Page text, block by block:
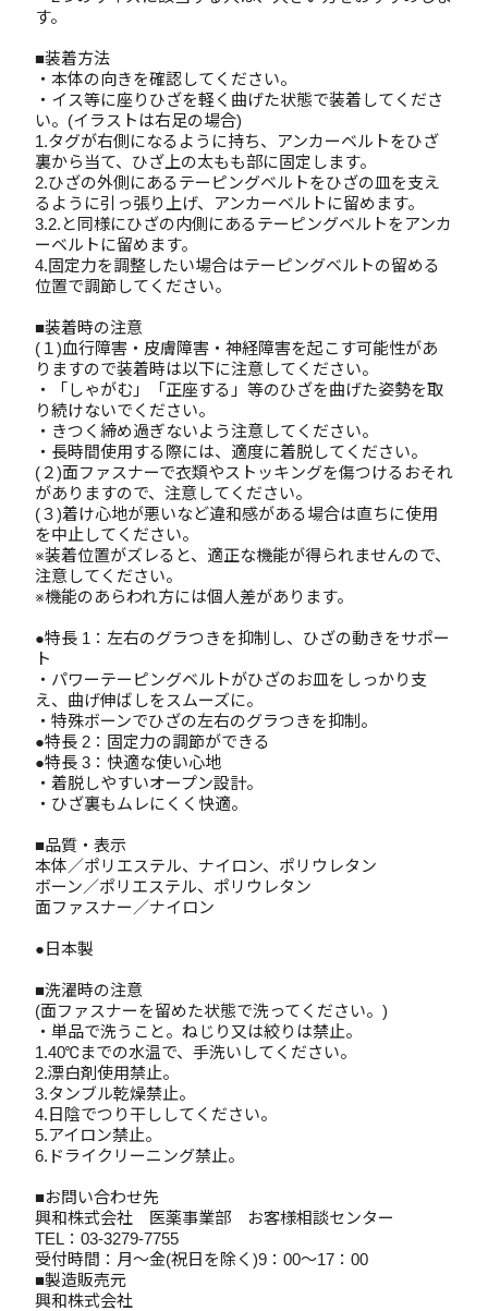
す。
■装着方法
・本体の向きを確認してください。
・イス等に座りひざを軽く曲げた状態で装着してくださ
い。(イラストは右足の場合)
1.タグが右側になるように持ち、アンカーベルトをひざ
裏から当て、ひざ上の太もも部に固定します。
2.ひざの外側にあるテーピングベルトをひざの皿を支え
るように引っ張り上げ、アンカーベルトに留めます。
3.2.と同様にひざの内側にあるテーピングベルトをアンカ
ーベルトに留めます。
4.固定力を調整したい場合はテーピングベルトの留める
位置で調節してください。
■装着時の注意
(１)血行障害・皮膚障害・神経障害を起こす可能性があ
りますので装着時は以下に注意してください。
・「しゃがむ」「正座する」等のひざを曲げた姿勢を取
り続けないでください。
・きつく締め過ぎないよう注意してください。
・長時間使用する際には、適度に着脱してください。
(２)面ファスナーで衣類やストッキングを傷つけるおそれ
がありますので、注意してください。
(３)着け心地が悪いなど違和感がある場合は直ちに使用
を中止してください。
※装着位置がズレると、適正な機能が得られませんので、
注意してください。
※機能のあらわれ方には個人差があります。
●特長 1：左右のグラつきを抑制し、ひざの動きをサポー
ト
・パワーテーピングベルトがひざのお皿をしっかり支
え、曲げ伸ばしをスムーズに。
・特殊ボーンでひざの左右のグラつきを抑制。
●特長 2：固定力の調節ができる
●特長 3：快適な使い心地
・着脱しやすいオープン設計。
・ひざ裏もムレにくく快適。
■品質・表示
本体／ポリエステル、ナイロン、ポリウレタン
ボーン／ポリエステル、ポリウレタン
面ファスナー／ナイロン
●日本製
■洗濯時の注意
(面ファスナーを留めた状態で洗ってください。)
・単品で洗うこと。ねじり又は絞りは禁止。
1.40℃までの水温で、手洗いしてください。
2.漂白剤使用禁止。
3.タンブル乾燥禁止。
4.日陰でつり干ししてください。
5.アイロン禁止。
6.ドライクリーニング禁止。
■お問い合わせ先
興和株式会社 医薬事業部 お客様相談センター
TEL：03-3279-7755
受付時間：月～金(祝日を除く)9：00～17：00
■製造販売元
興和株式会社